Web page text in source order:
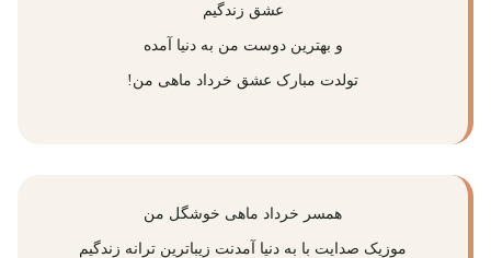
عشق زندگیم
و بهترین دوست من به دنیا آمده
تولدت مبارک عشق خرداد ماهی من!
همسر خرداد ماهی خوشگل من
موزیک صدایت با به دنیا آمدنت زیبا‌ترین ترانه زندگیم